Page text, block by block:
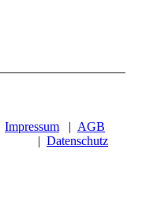
Impressum | AGB
| Datenschutz